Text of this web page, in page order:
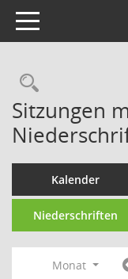
Toggle navigation
Sitzungen
Kalender
Niederschriften
Monat